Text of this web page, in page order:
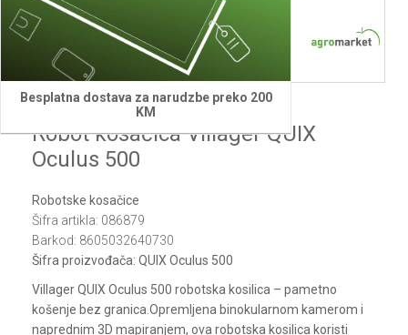
Besplatna dostava za narudzbe preko 200
KM
1 3 8
15
Villager
Robot kosačica Villager QUIX
Oculus 500
Robotske kosačice
Šifra artikla: 086879
Barkod: 8605032640730
Šifra proizvođača: QUIX Oculus 500
Villager QUIX Oculus 500 robotska kosilica – pametno
košenje bez granica.Opremljena binokularnom kamerom i
naprednim 3D mapiranjem, ova robotska kosilica koristi